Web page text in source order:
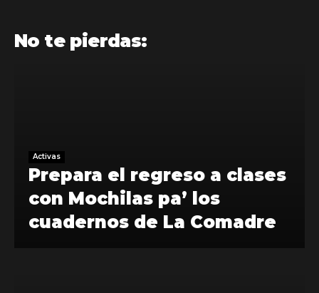
No te pierdas:
Activas
Prepara el regreso a clases
con Mochilas pa’ los
cuadernos de La Comadre